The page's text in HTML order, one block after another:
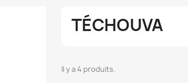
TÉCHOUVA
Il y a 4 produits.